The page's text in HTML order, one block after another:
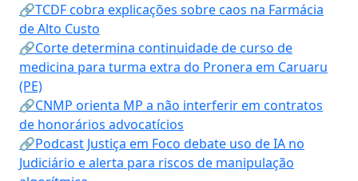
🔗TCDF cobra explicações sobre caos na Farmácia
de Alto Custo
🔗Corte determina continuidade de curso de
medicina para turma extra do Pronera em Caruaru
(PE)
🔗CNMP orienta MP a não interferir em contratos
de honorários advocatícios
🔗Podcast Justiça em Foco debate uso de IA no
Judiciário e alerta para riscos de manipulação